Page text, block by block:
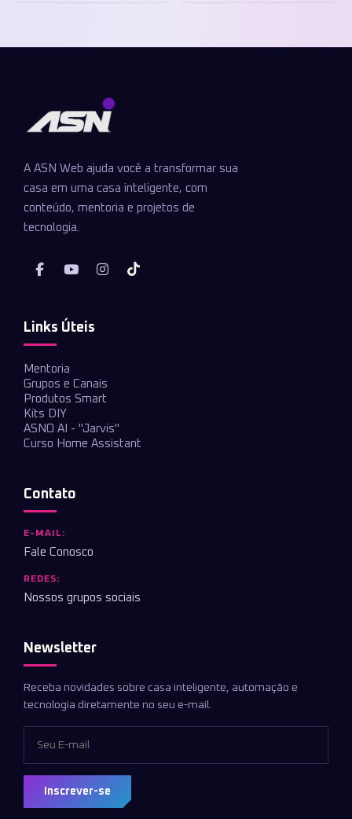
A ASN Web ajuda você a transformar sua
casa em uma casa inteligente, com
conteúdo, mentoria e projetos de
tecnologia.
Links Úteis
Mentoria
Grupos e Canais
Produtos Smart
Kits DIY
ASNO AI - "Jarvis"
Curso Home Assistant
Contato
E-MAIL:
Fale Conosco
REDES:
Nossos grupos sociais
Newsletter
Receba novidades sobre casa inteligente, automação e
tecnologia diretamente no seu e-mail.
Inscrever-se